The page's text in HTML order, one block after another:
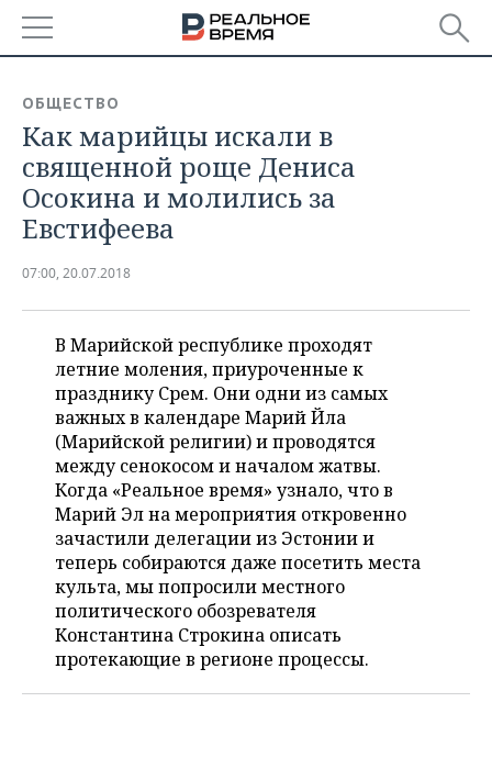
БАШКОРТОСТАН
ТАТАРСТАН
УДМУРТИЯ
НОВОСТИ
АНАЛИТИКА
НОВОСТИ АНАЛИТИКИ
ДЕКЛАРАЦИИ О ДОХОДАХ
ВУЗЫ ТАТАРСТАНА
КОМУ ПРИНАДЛЕЖАТ
ТОРГОВЫЕ ЦЕНТРЫ
ТАТАРСТАНА
ЭКОНОМИКА
НОВОСТИ ЭКОНОМИКИ
БАНКИ
БЮДЖЕТ
ИНВЕСТИЦИИ
ПРОМЫШЛЕННОСТЬ
ПРОМЫШЛЕННОСТИ
АГРОПРОМ
МАШИНОСТРОЕНИЕ
НЕФТЕХИМИЯ
НЕФТЬ
ОПК
ЭНЕРГЕТИКА
НОВОСТИ НЕДВИЖИМОСТИ
АВТО
НОВОСТИ АВТО
БИЗНЕС
НОВОСТИ БИЗНЕСА
РОЗНИЧНАЯ ТОРГОВЛЯ
ТРАНСПОРТ
УСЛУГИ
ТЕХНОЛОГИИ
НОВОСТИ ТЕХНОЛОГИЙ
МЕДИА
МЕРОПРИЯТИЯ
НОВОСТИ МЕРОПРИЯТИЙ
ВЫЕЗДНАЯ РЕДАКЦИЯ
СПОРТ
НОВОСТИ СПОРТА
ОБЩЕСТВО
ОБЩЕСТВО
Как марийцы искали в
священной роще Дениса
Осокина и молились за
Евстифеева
07:00, 20.07.2018
В Марийской республике проходят
летние моления, приуроченные к
празднику Сӱрем. Они одни из самых
важных в календаре Марий Йӱла
(Марийской религии) и проводятся
между сенокосом и началом жатвы.
Когда «Реальное время» узнало, что в
Марий Эл на мероприятия откровенно
зачастили делегации из Эстонии и
теперь собираются даже посетить места
культа, мы попросили местного
политического обозревателя
Константина Строкина описать
протекающие в регионе процессы.